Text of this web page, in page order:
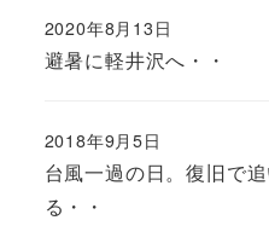
避暑に軽井沢へ・・
2020年8月13日
台風一過の日。復旧で
る・・
2018年9月5日